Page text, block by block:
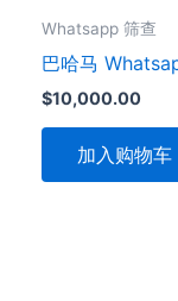
Whatsapp 筛查
巴哈马
$10,000.00
加入购物车